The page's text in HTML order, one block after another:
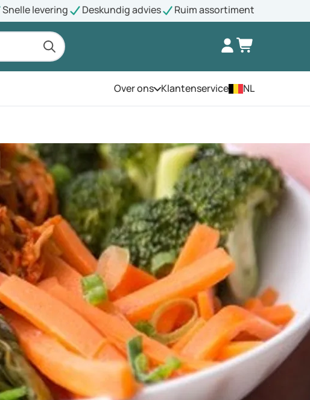
Snelle levering Deskundig advies Ruim assortiment
Over onsOpen het menu
Klantenservice NL